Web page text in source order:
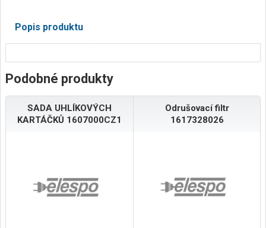
Popis produktu
Podobné produkty
SADA UHLÍKOVÝCH
KARTÁČKŮ 1607000CZ1
Odrušovací filtr
1617328026